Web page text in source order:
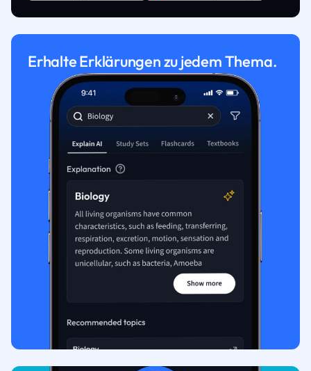
Erhalte Erklärungen zu jedem Thema.